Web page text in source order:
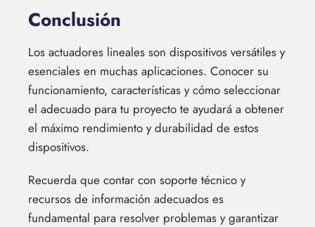
Conclusión
Los actuadores lineales son dispositivos versátiles y
esenciales en muchas aplicaciones. Conocer su
funcionamiento, características y cómo seleccionar
el adecuado para tu proyecto te ayudará a obtener
el máximo rendimiento y durabilidad de estos
dispositivos.
Recuerda que contar con soporte técnico y
recursos de información adecuados es
fundamental para resolver problemas y garantizar